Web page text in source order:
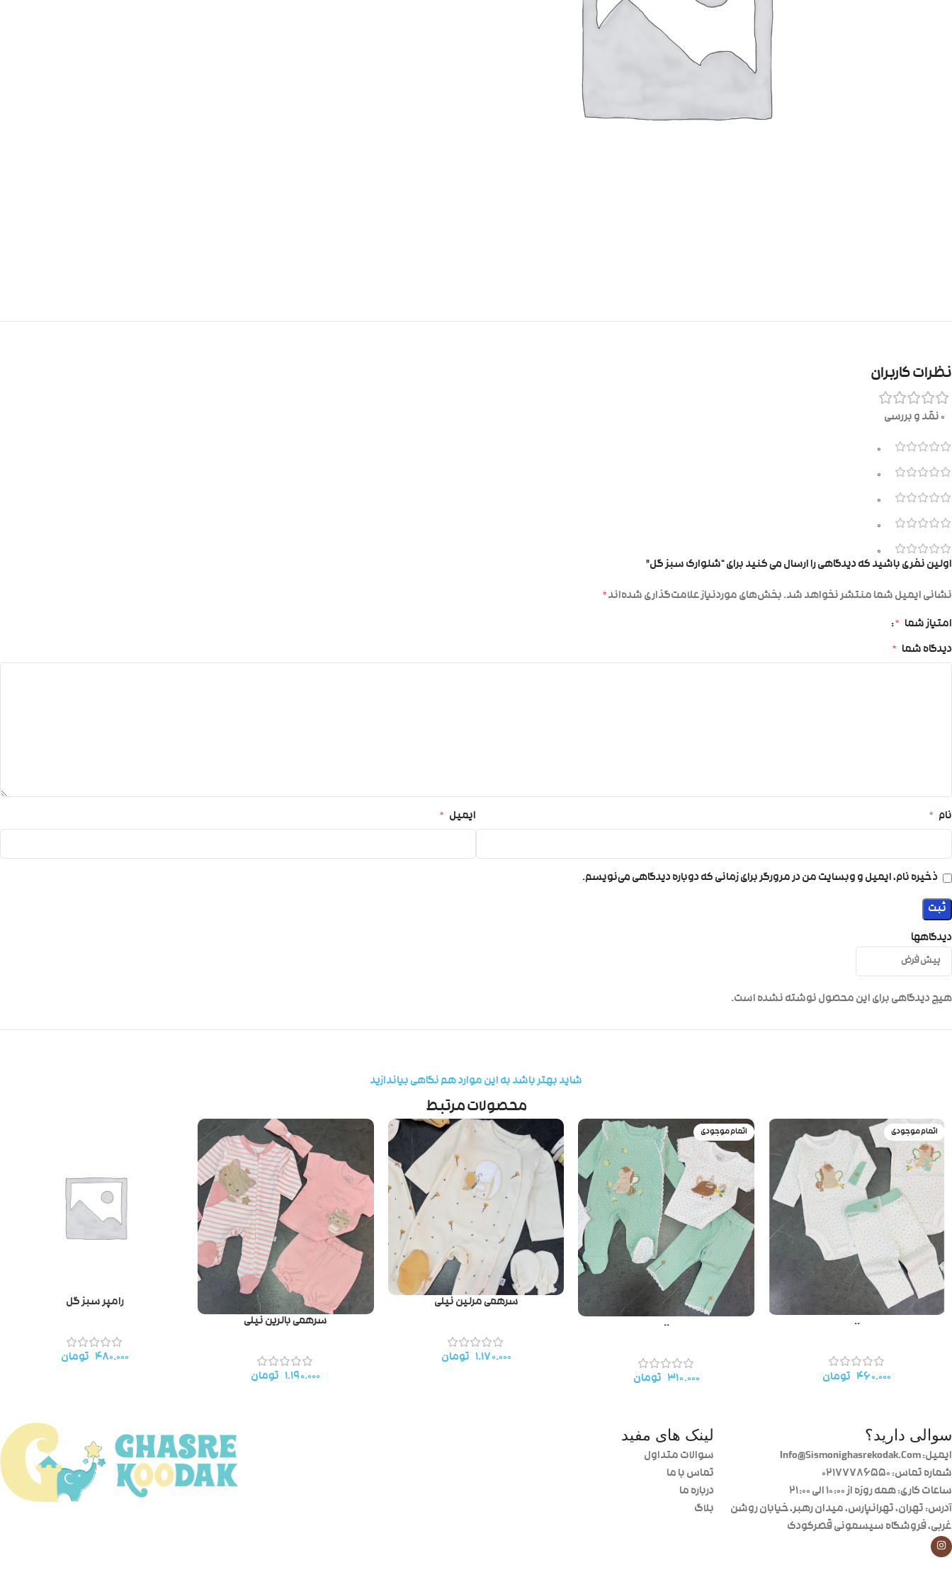
نظرات کاربران
0 نقد و بررسی
0
0
0
0
0
دیدگاهها
هیچ دیدگاهی برای این محصول نوشته نشده است.
اولین نفری باشید که دیدگاهی را ارسال می کنید برای “شلوارک سبز گل”
نشانی ایمیل شما منتشر نخواهد شد.بخش‌های موردنیاز علامت‌گذاری شده‌اند*
امتیاز شما *
دیدگاه شما *
نام * ایمیل *
ذخیره نام، ایمیل و وبسایت من در مرورگر برای زمانی که دوباره دیدگاهی می‌نویسم.
شاید بهتر باشد به این موارد هم نگاهی بیاندازید
محصولات مرتبط
اتمام موجودی
..
۴۶۰.۰۰۰ تومان
اتمام موجودی
..
۳۱۰.۰۰۰ تومان
سرهمی مرلین نیلی
۱.۱۷۰.۰۰۰ تومان
سرهمی بالرین نیلی
۱.۱۹۰.۰۰۰ تومان
رامپر سبز گل
۴۸۰.۰۰۰ تومان
سوالی دارید؟
ایمیل: Info@Sismonighasrekodak.Com
شماره تماس: 02177786550
ساعات کاری: همه روزه از ۱۰:۰۰ الی ۲۱:۰۰
آدرس: تهران، تهرانپارس، میدان رهبر، خیابان روشن
غربی، فروشگاه سیسمونی قصرکودک
لینک های مفید
سوالات متداول
تماس با ما
درباره ما
بلاگ